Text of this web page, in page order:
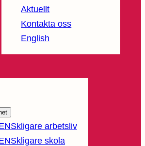
Aktuellt
Kontakta oss
English
arbetsliv
skola